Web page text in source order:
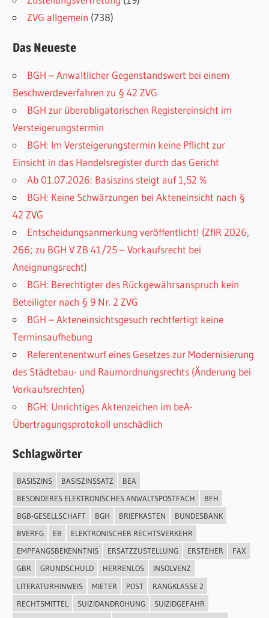
ZVG allgemein (738)
Das Neueste
BGH – Anwaltlicher Gegenstandswert bei einem
Beschwerdeverfahren zu § 42 ZVG
BGH zur überobligatorischen Registereinsicht im
Versteigerungstermin
BGH: Im Versteigerungstermin keine Pflicht zur
Einsicht in das Handelsregister durch das Gericht
Ab 01.07.2026: Basiszins steigt auf 1,52 %
BGH: Keine Schwärzungen bei Akteneinsicht nach §
42 ZVG
Entscheidungsanmerkung veröffentlicht! (ZfIR 2026,
266; zu BGH V ZB 41/25 – Vorkaufsrecht bei
Aneignungsrecht)
BGH: Berechtigter des Rückgewährsanspruch kein
Beteiligter nach § 9 Nr. 2 ZVG
BGH – Akteneinsichtsgesuch rechtfertigt keine
Terminsaufhebung
Referentenentwurf eines Gesetzes zur Modernisierung
des Städtebau- und Raumordnungsrechts (Änderung bei
Vorkaufsrechten)
BGH: Unrichtiges Aktenzeichen im beA-
Übertragungsprotokoll unschädlich
Schlagwörter
BASISZINS BASISZINSSATZ
BEA
BESONDERES ELEKTRONISCHES ANWALTSPOSTFACH
BFH
BGB-GESELLSCHAFT
BGH BRIEFKASTEN
BUNDESBANK
BVERFG
EB
ELEKTRONISCHER RECHTSVERKEHR
EMPFANGSBEKENNTNIS
ERSATZZUSTELLUNG ERSTEHER
FAX
GBR
GRUNDSCHULD HERRENLOS
INSOLVENZ
LITERATURHINWEIS
MIETER POST
RANGKLASSE 2
RECHTSMITTEL
SUIZIDANDROHUNG
SUIZIDGEFAHR